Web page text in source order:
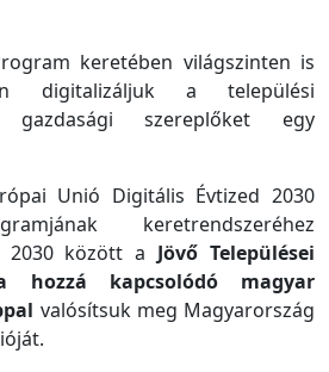
keretében világszinten is
digitalizáljuk a települési
szereplőket egy
Unió Digitális Évtized 2030
keretrendszeréhez
2030 között a Jövő Települései
hozzá kapcsolódó magyar
valósítsuk meg Magyarország